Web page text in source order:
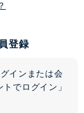
登録
インまたは会
でログイン」